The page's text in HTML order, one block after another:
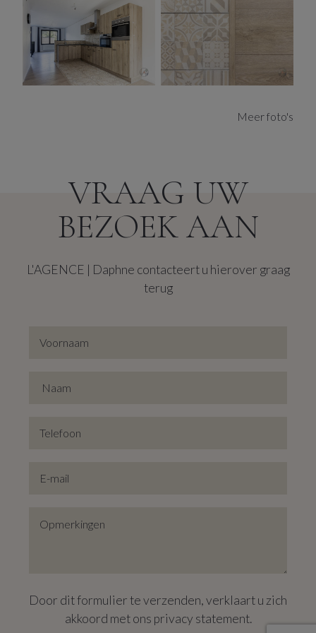
Via de trap bereik je de lichtrijke leefruimte, slim
ingedeeld met een open keuken als hart van het huis.
Dankzij ramen aan voor- én achterzijde baadt de hele
verdieping in natuurlijk licht. De keuken is ruim en
volledig uitgerust, en klaar voor snelle ontbijtjes én
en groene zijbeplanting. Hier kan je spelen, relaxen,
samen eten of je eigen kruiden kweken, … en dat met
zalige (na)middag zon. Heerlijke zomeravonden
wachten je hier op.
Op de bovenverdieping bevinden zich twee
groen in de verte. De slaapkamer aan de voorzijde heeft
uitgerust met een ligbad, wastafel en toilet – handig
fietsenberging een praktische bergruimte.
per maand.
Hoewel je hier geniet van maximale privacy, biedt
Meer foto's
VRAAG UW
BEZOEK AAN
L'AGENCE | Daphne contacteert u hierover graag
terug
Door dit formulier te verzenden, verklaart u zich
akkoord met ons privacy statement.